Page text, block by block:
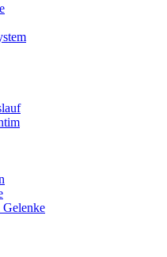
und Nebenwirkungen lesen
Ihren Arzt oder Apotheker.
nicht überschreiten. Für